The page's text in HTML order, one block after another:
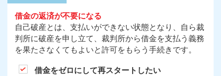
借金の返済が不要になる
自己破産とは、支払いができない状態となり、自ら裁
判所に破産を申し立て、裁判所から借金を支払う義務
を果たさなくてもよいと許可をもらう手続きです。
借金をゼロにして再スタートしたい